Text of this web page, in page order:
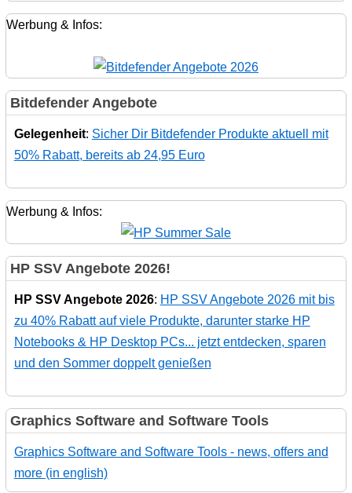
Werbung & Infos:
Bitdefender Angebote
Gelegenheit: Sicher Dir Bitdefender Produkte aktuell mit
50% Rabatt, bereits ab 24,95 Euro
Werbung & Infos:
HP SSV Angebote 2026!
HP SSV Angebote 2026: HP SSV Angebote 2026 mit bis
zu 40% Rabatt auf viele Produkte, darunter starke HP
Notebooks & HP Desktop PCs... jetzt entdecken, sparen
und den Sommer doppelt genießen
Graphics Software and Software Tools
Graphics Software and Software Tools - news, offers and
more (in english)